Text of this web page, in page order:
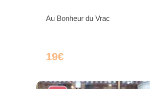
Au Bonheur du Vrac
19€